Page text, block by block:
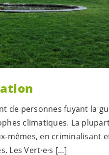
de personnes fuyant la
climatiques. La
mêmes, en criminalisant
LesVert·e·s […]